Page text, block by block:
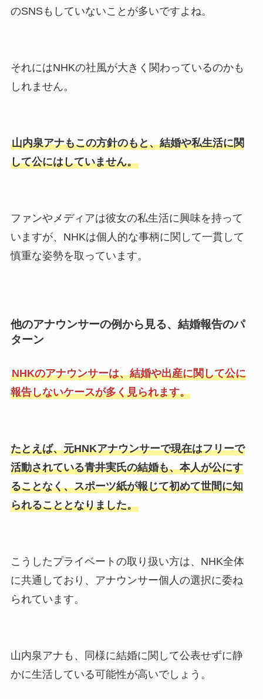
のSNSもしていないことが多いですよね。
それにはNHKの社風が大きく関わっているのかも
しれません。
山内泉アナもこの方針のもと、結婚や私生活に関
して公にはしていません。
ファンやメディアは彼女の私生活に興味を持って
いますが、NHKは個人的な事柄に関して一貫して
慎重な姿勢を取っています。
他のアナウンサーの例から見る、結婚報告のパ
ターン
NHKのアナウンサーは、結婚や出産に関して公に
報告しないケースが多く見られます。
たとえば、元HNKアナウンサーで現在はフリーで
活動されている青井実氏の結婚も、本人が公にす
ることなく、スポーツ紙が報じて初めて世間に知
られることとなりました。
こうしたプライベートの取り扱い方は、NHK全体
に共通しており、アナウンサー個人の選択に委ね
られています。
山内泉アナも、同様に結婚に関して公表せずに静
かに生活している可能性が高いでしょう。